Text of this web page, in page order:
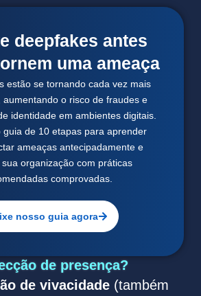
deepfakes antes
uma ameaça
estão se tornando cada vez mais
aumentando o risco de fraudes e
identidade em ambientes digitais.
guia de 10 etapas para aprender
ameaças antecipadamente e
organização com práticas
comprovadas.
nosso guia agora
de presença?
de vivacidade(também